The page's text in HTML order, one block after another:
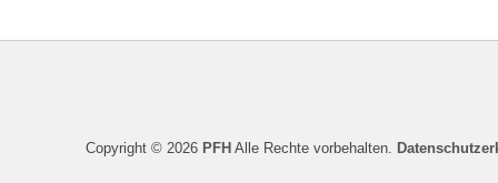
Seitenfuß-
Copyright © 2026 PFH Alle Rechte vorbehalten.